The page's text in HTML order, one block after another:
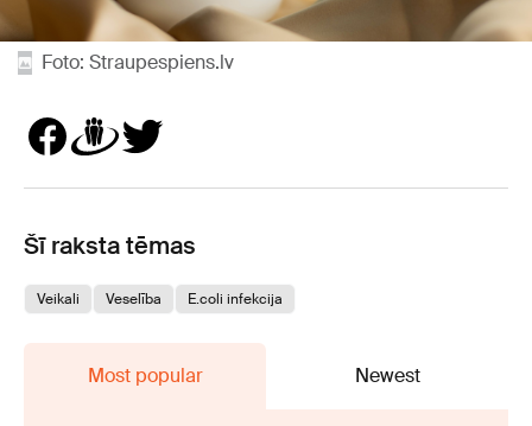
Foto: Straupespiens.lv
Šī raksta tēmas
Veikali Veselība E.coli infekcija
Most popular Newest